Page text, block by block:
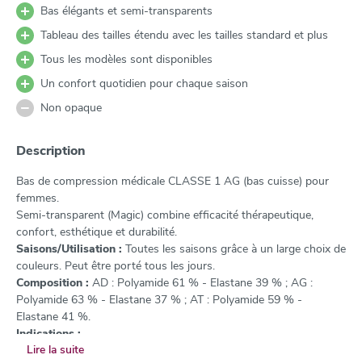
Bas élégants et semi-transparents
Tableau des tailles étendu avec les tailles standard et plus
Tous les modèles sont disponibles
Un confort quotidien pour chaque saison
Non opaque
Description
Bas de compression médicale CLASSE 1 AG (bas cuisse) pour
femmes.
Semi-transparent (Magic) combine efficacité thérapeutique,
confort, esthétique et durabilité.
Saisons/Utilisation : Toutes les saisons grâce à un large choix de
couleurs. Peut être porté tous les jours.
Composition : AD : Polyamide 61 % - Elastane 39 % ; AG :
Polyamide 63 % - Elastane 37 % ; AT : Polyamide 59 % -
Elastane 41 %.
Indications :
Jambes lourdes
Lire la suite